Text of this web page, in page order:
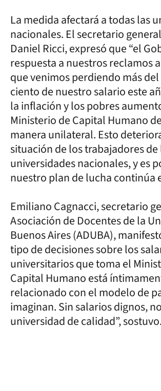
La medida afectará a todas las
nacionales. El secretario
Daniel Ricci, expresó que “el
respuesta a nuestros reclamos
que venimos perdiendo más
ciento de nuestro salario este
la inflación y los pobres
Ministerio de Capital Humano
manera unilateral. Esto
situación de los trabajadores de
universidades nacionales, y es
nuestro plan de lucha continúa
Emiliano Cagnacci, secretario
Asociación de Docentes de la
Buenos Aires (ADUBA),
tipo de decisiones sobre los
universitarios que toma el
Capital Humano está
relacionado con el modelo de
imaginan. Sin salarios dignos,
universidad de calidad”, sostuvo.